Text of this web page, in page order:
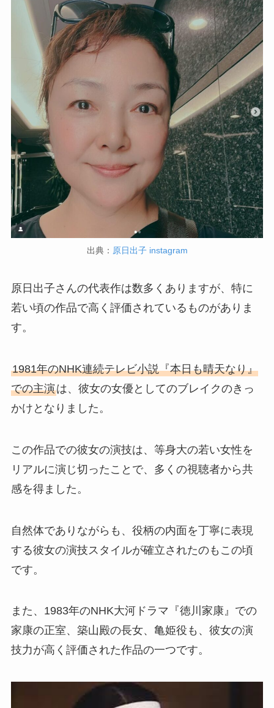
出典： 原日出子 instagram
原日出子さんの代表作は数多くありますが、特に
若い頃の作品で高く評価されているものがありま
す。
1981年のNHK連続テレビ小説『本日も晴天なり』
での主演は、彼女の女優としてのブレイクのきっ
かけとなりました。
この作品での彼女の演技は、等身大の若い女性を
リアルに演じ切ったことで、多くの視聴者から共
感を得ました。
自然体でありながらも、役柄の内面を丁寧に表現
する彼女の演技スタイルが確立されたのもこの頃
です。
また、1983年のNHK大河ドラマ『徳川家康』での
家康の正室、築山殿の長女、亀姫役も、彼女の演
技力が高く評価された作品の一つです。